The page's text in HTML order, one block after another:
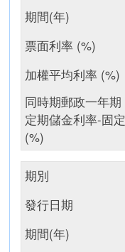
期間(年)
票面利率 (%)
加權平均利率 (%)
同時期郵政一年期
定期儲金利率-固定
(%)
期別
發行日期
期間(年)